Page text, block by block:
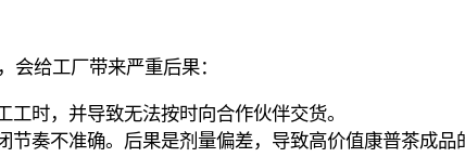
会给工厂带来严重后果：
工时，并导致无法按时向合作伙伴交货。
节奏不准确。后果是剂量偏差，导致高价值康普茶成品